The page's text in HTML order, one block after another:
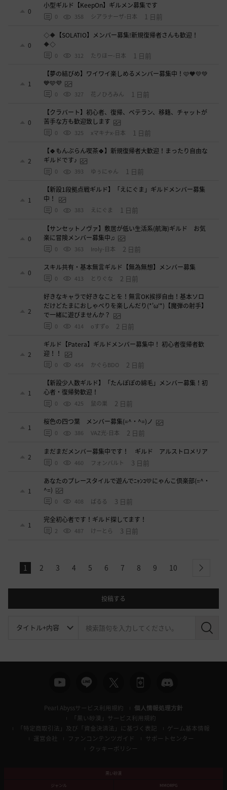
0
小型ギルド【KeepOn】ギルメン募集です
0 358 シアラナーザ-日本 1 日前
0
◇🔶【SOLATIO】メンバー募集!新規復帰者さんも歓迎！
🔶◇
0 312 たりほー-日本 1 日前
1
【夢の結びめ】ワイワイ楽しめるメンバー募集中！🩷🧡💛💚
💙🩵💜
0 327 花ノひろみん 1 日前
0
【クラバート】初心者、復帰、ベテラン、移籍、チャットが
苦手な方も歓迎致します
0 325 xマキナx-日本 1 日前
2
【🍀もんぶらん喫茶🍀】新規復帰者大歓迎！まったり自由な
ギルドです♪
0 393 ゆぅにゃん 1 日前
1
【新設1段拠点戦ギルド】「えにぐま」ギルドメンバー募集
中！
0 383 えにぐま 1 日前
0
【サンセットノヴァ】敷居が低い生活系(航海)ギルド お気
楽に冒険メンバー募集中♫
0 363 Iroly-日本 2 日前
0
スキル共有・基本無言ギルド【無為無想】メンバー募集
0 413 とりぐな 2 日前
2
好きなキャラで好きなことを！無言OK挨拶自由！基本ソロ
だけどたまにおしゃべりを楽しんだり(*'ω'*)【魔弾の射手】
で一緒に遊びませんか？
0 414 oすずo 2 日前
2
ギルド【Patera】ギルドメンバー募集中！ 初心者復帰者歓
迎！！
0 454 かぐらBDO 2 日前
1
【新設少人数ギルド】「たんぽぽの綿毛」メンバー募集！初
心者・復帰勢歓迎！
0 425 鼠の巣 2 日前
1
桜色の四つ葉 メンバー募集(=^・^=)ノ
0 386 VAZ光-日本 2 日前
2
まだまだメンバー募集中です！ ギルド アルストロメリア
0 460 フォンバルト 3 日前
1
あなたのプレースタイルで遊んでﾆｬﾝｺ💛にゃんこ倶楽部(=^・
^=)
0 408 ぱるる 3 日前
1
完全初心者です！ギルド探してます！
2 487 けーとら 3 日前
1 2 3 4 5 6 7 8 9 10 next
投稿する
検
Pearl Abyssサービス利用規約
個人情報処理方針
「黒い砂漠」サービス利用規約
「特定商取引法」及び「資金決済法」に基づく表記
ゲーム基本情報
運営会社
ファンコンテンツガイド
サポートセンター
クッキーポリシー
黒い砂漠
ジャンル
MMORPG